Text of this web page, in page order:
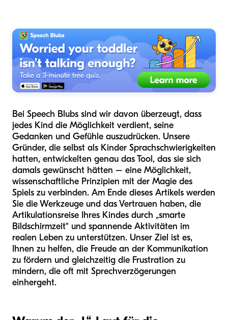
Bei Speech Blubs sind wir davon überzeugt, dass
jedes Kind die Möglichkeit verdient, seine
Gedanken und Gefühle auszudrücken. Unsere
Gründer, die selbst als Kinder Sprachschwierigkeiten
hatten, entwickelten genau das Tool, das sie sich
damals gewünscht hätten – eine Möglichkeit,
wissenschaftliche Prinzipien mit der Magie des
Spiels zu verbinden. Am Ende dieses Artikels werden
Sie die Werkzeuge und das Vertrauen haben, die
Artikulationsreise Ihres Kindes durch „smarte
Bildschirmzeit“ und spannende Aktivitäten im
realen Leben zu unterstützen. Unser Ziel ist es,
Ihnen zu helfen, die Freude an der Kommunikation
zu fördern und gleichzeitig die Frustration zu
mindern, die oft mit Sprechverzögerungen
einhergeht.